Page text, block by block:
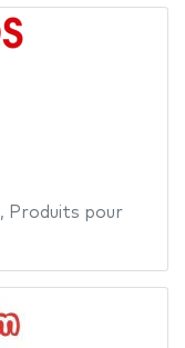
, Produits pour